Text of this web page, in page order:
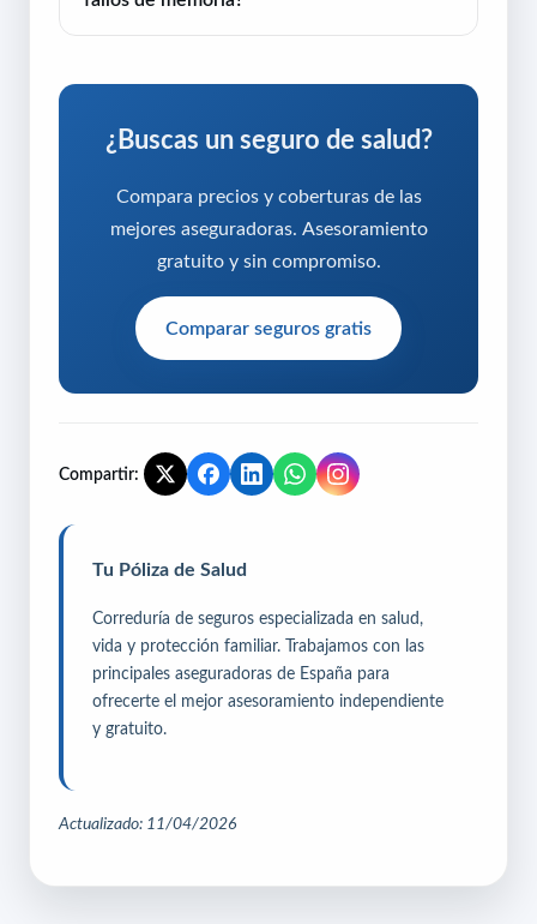
¿Buscas un seguro de salud?
Compara precios y coberturas de las
mejores aseguradoras. Asesoramiento
gratuito y sin compromiso.
Comparar seguros gratis
Compartir:
Tu Póliza de Salud
Correduría de seguros especializada en salud,
vida y protección familiar. Trabajamos con las
principales aseguradoras de España para
ofrecerte el mejor asesoramiento independiente
y gratuito.
Actualizado: 11/04/2026